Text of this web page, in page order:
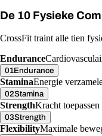
De 10 Fysieke
CrossFit traint alle tien
Endurance
01Endurance
StaminaEnergie
02Stamina
StrengthKracht
03Strength
FlexibilityMaximale